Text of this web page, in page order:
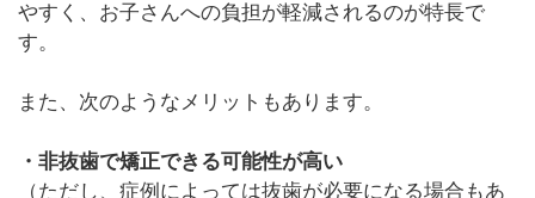
やすく、お子さんへの負担が軽減されるのが特長で
す。
また、次のようなメリットもあります。
・非抜歯で矯正できる可能性が高い
（ただし、症例によっては抜歯が必要になる場合もあ